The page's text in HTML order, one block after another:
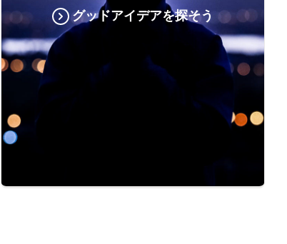
グッドアイデアを探そう